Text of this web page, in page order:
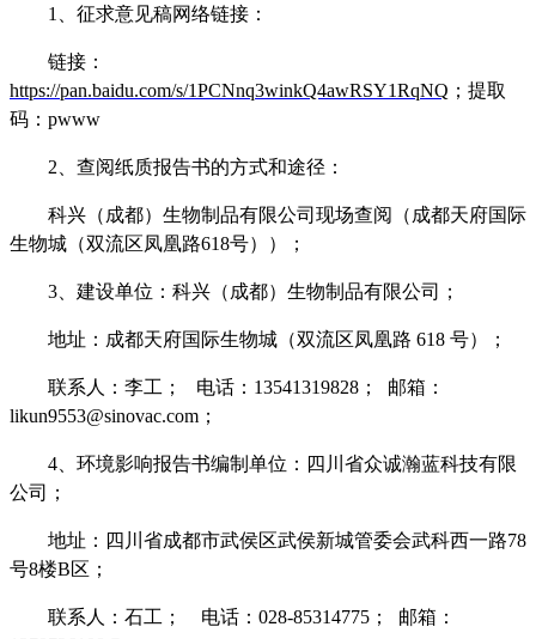
1 、征求意见稿网络链接：
链接 ：
https://pan.baidu.com/s/1PCNnq3winkQ4awRSY1RqNQ ； 提取
码 ： pwww
2 、查阅纸质报告书的方式和途径：
科兴（成都）生物制品有限公司现场查阅（成都天府国际
生物城（双流区凤凰路618号））；
3 、建设单位：科兴（成都）生物制品有限公司；
地址：成都天府国际生物城（双流区凤凰路 618 号）；
联系人：李工； 电话： 13541319828 ；
邮箱：
likun9553@sinovac.com ；
4 、环境影响报告书编制单位：四川省众诚瀚蓝科技有限
公司；
地址：四川省成都市武侯区武侯新城管委会武科西一路78
号8楼B区；
联系人：石工； 电话： 028-85314775 ；
邮箱：